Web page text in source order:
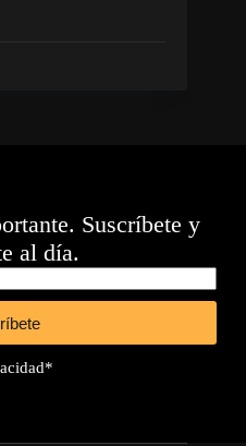
Suscríbete y
al día.
*